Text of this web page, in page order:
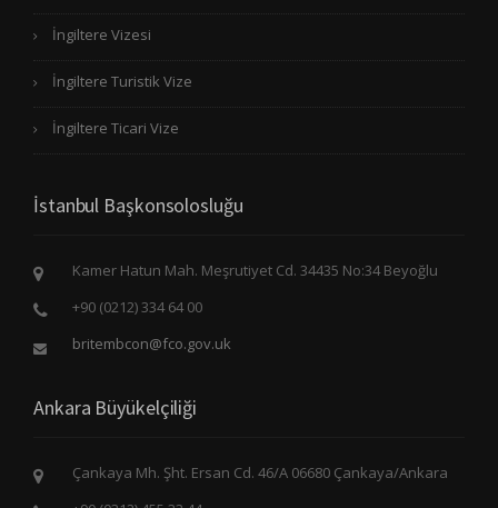
İngiltere Vizesi
İngiltere Turistik Vize
İngiltere Ticari Vize
İstanbul Başkonsolosluğu
Kamer Hatun Mah. Meşrutiyet Cd. 34435 No:34 Beyoğlu
+90 (0212) 334 64 00
britembcon@fco.gov.uk
Ankara Büyükelçiliği
Çankaya Mh. Şht. Ersan Cd. 46/A 06680 Çankaya/Ankara